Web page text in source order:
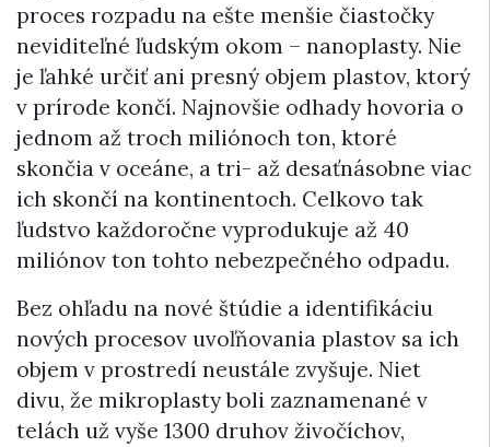
proces rozpadu na ešte menšie čiastočky
neviditeľné ľudským okom – nanoplasty. Nie
je ľahké určiť ani presný objem plastov, ktorý
v prírode končí. Najnovšie odhady hovoria o
jednom až troch miliónoch ton, ktoré
skončia v oceáne, a tri- až desaťnásobne viac
ich skončí na kontinentoch. Celkovo tak
ľudstvo každoročne vyprodukuje až 40
miliónov ton tohto nebezpečného odpadu.
Bez ohľadu na nové štúdie a identifikáciu
nových procesov uvoľňovania plastov sa ich
objem v prostredí neustále zvyšuje. Niet
divu, že mikroplasty boli zaznamenané v
telách už vyše 1300 druhov živočíchov,